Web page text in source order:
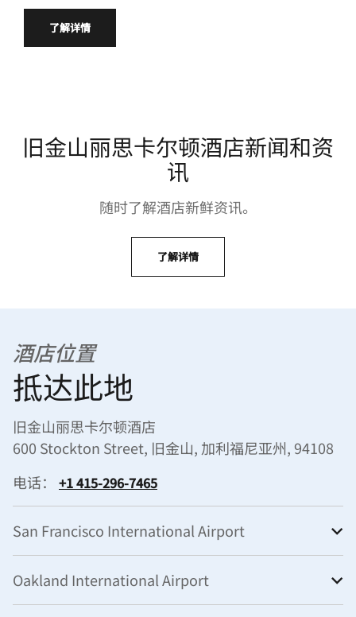
了解详情
旧金山丽思卡尔顿酒店新闻和资
讯
随时了解酒店新鲜资讯。
了解详情
酒店位置
抵达此地
旧金山丽思卡尔顿酒店
600 Stockton Street, 旧金山, 加利福尼亚州, 94108
电话： +1 415-296-7465
San Francisco International Airport
Oakland International Airport